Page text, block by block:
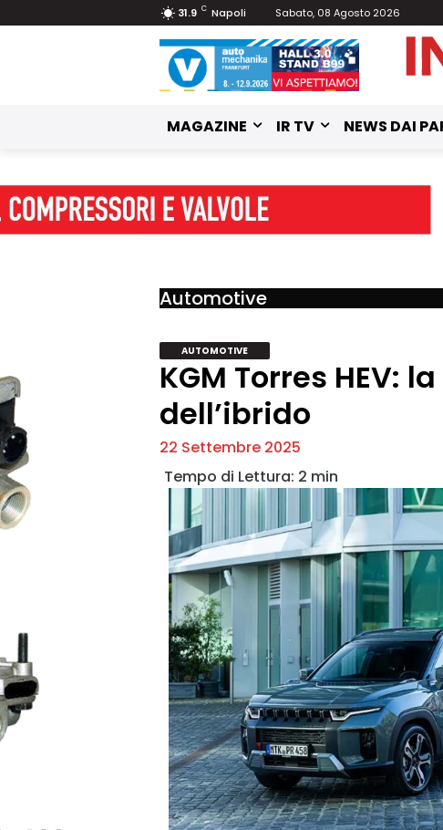
31.9 C Napoli Sabato, 08 Agosto 2026
MAGAZINE IR TV NEWS DAI
Automotive
AUTOMOTIVE
KGM Torres HEV:
dell’ibrido
22 Settembre 2025